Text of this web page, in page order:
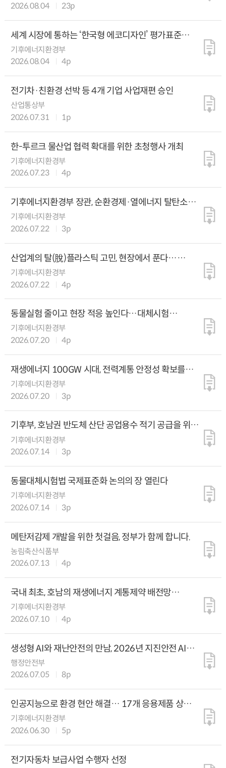
2026.08.04
23p
세계 시장에 통하는 ‘한국형 에코디자인’ 평가표준
만든다
기후에너지환경부
2026.08.04
4p
전기차·친환경 선박 등 4개 기업 사업재편 승인
산업통상부
2026.07.31
1p
한-투르크 물산업 협력 확대를 위한 초청행사 개최
기후에너지환경부
2026.07.23
4p
기후에너지환경부 장관, 순환경제·열에너지 탈탄소화
가속화를 위한 현장 점검 실시
기후에너지환경부
2026.07.22
3p
산업계의 탈(脫)플라스틱 고민, 현장에서 푼다…
순환경제 기술진단 착수
기후에너지환경부
2026.07.22
4p
동물실험 줄이고 현장 적응 높인다…대체시험
교육자료 10종 추가 공개
기후에너지환경부
2026.07.20
4p
재생에너지 100GW 시대, 전력계통 안정성 확보를
위한 그리드코드 논의 본격 착수
기후에너지환경부
2026.07.20
3p
기후부, 호남권 반도체 산단 공업용수 적기 공급을 위한
점검회의 개최
기후에너지환경부
2026.07.14
3p
동물대체시험법 국제표준화 논의의 장 열린다
기후에너지환경부
2026.07.14
3p
메탄저감제 개발을 위한 첫걸음, 정부가 함께 합니다.
농림축산식품부
2026.07.13
4p
국내 최초, 호남의 재생에너지 계통제약 배전망
에너지저장장치로 해소해 나간다
기후에너지환경부
2026.07.10
4p
생성형 AI와 재난안전의 만남, 2026년 지진안전 AI
영상 공모전 개최
행정안전부
2026.07.05
8p
인공지능으로 환경 현안 해결… 17개 응용제품 상용화
본격 시동
기후에너지환경부
2026.06.30
5p
전기자동차 보급사업 수행자 선정